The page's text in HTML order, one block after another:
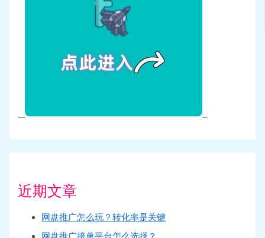
近期文章
网盘推广怎么玩？转化率是关键